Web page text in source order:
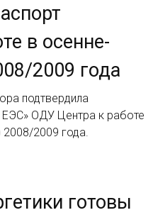
в осенне-
2009 года
подтвердила
ОДУ Центра к работе
2009 года.
готовы